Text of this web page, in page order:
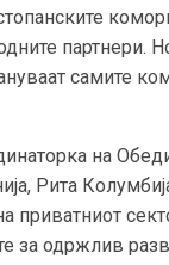
партнери.
самите
на
Рита
приватниот
за одржлив